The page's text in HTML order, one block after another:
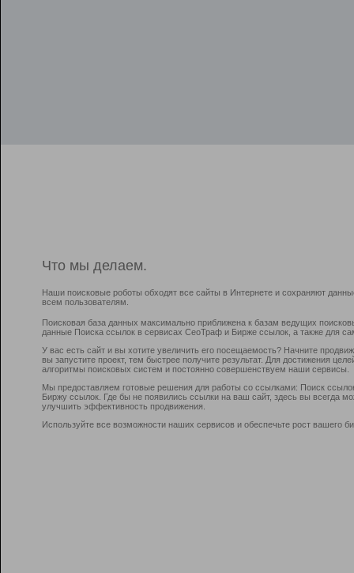
Что мы делаем.
Наши поисковые роботы обходят все сайты в Интернете и сохраняют
всем пользователям.
Поисковая база данных максимально приближена к базам ведущих
данные Поиска ссылок в сервисах СеоТраф и Бирже ссылок, а также для
У вас есть сайт и вы хотите увеличить его посещаемость? Начните
вы запустите проект, тем быстрее получите результат. Для достижения
алгоритмы поисковых систем и постоянно совершенствуем наши сервисы.
Мы предоставляем готовые решения для работы со ссылками: Поиск
Биржу ссылок. Где бы не появились ссылки на ваш сайт, здесь вы всегда
улучшить эффективность продвижения.
Используйте все возможности наших сервисов и обеспечьте рост вашего